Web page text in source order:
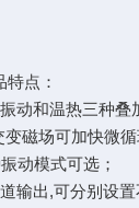
：
动和温热三种叠加治
磁场可加快微循环
模式可选；
出,可分别设置不